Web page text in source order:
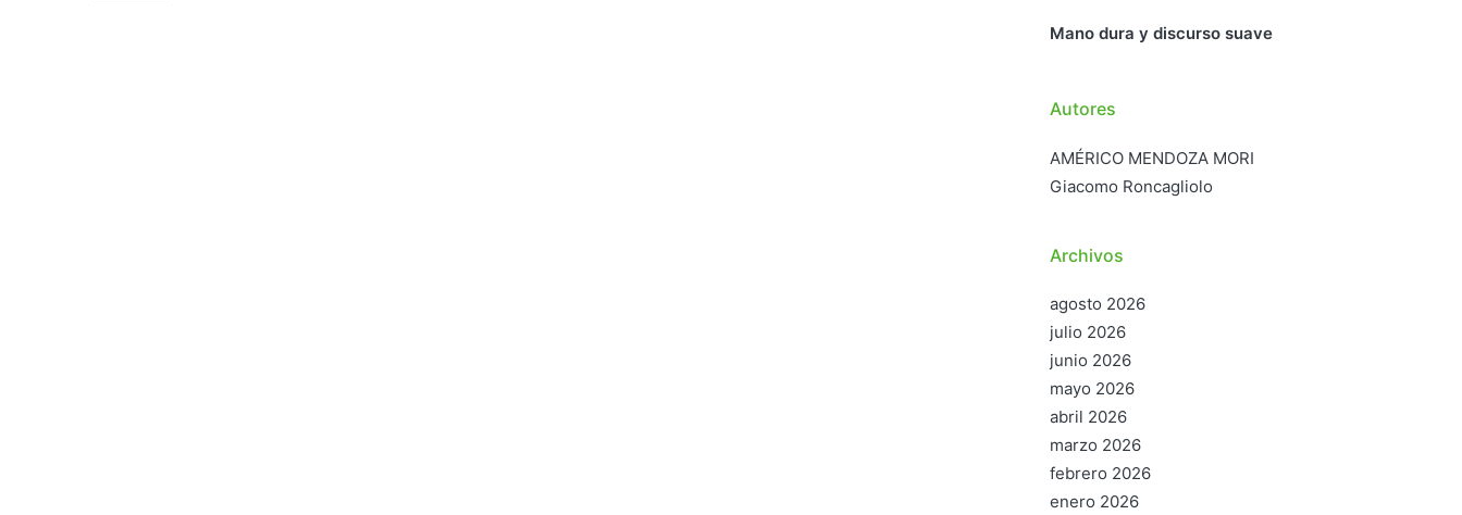
Mano dura y discurso suave
Autores
AMÉRICO MENDOZA MORI
Giacomo Roncagliolo
Archivos
agosto 2026
julio 2026
junio 2026
mayo 2026
abril 2026
marzo 2026
febrero 2026
enero 2026